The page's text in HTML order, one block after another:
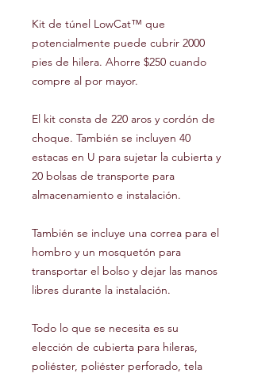
Kit de túnel LowCat™ que
potencialmente puede cubrir 2000
pies de hilera. Ahorre $250 cuando
compre al por mayor.
El kit consta de 220 aros y cordón de
choque. También se incluyen 40
estacas en U para sujetar la cubierta y
20 bolsas de transporte para
almacenamiento e instalación.
También se incluye una correa para el
hombro y un mosquetón para
transportar el bolso y dejar las manos
libres durante la instalación.
Todo lo que se necesita es su
elección de cubierta para hileras,
poliéster, poliéster perforado, tela